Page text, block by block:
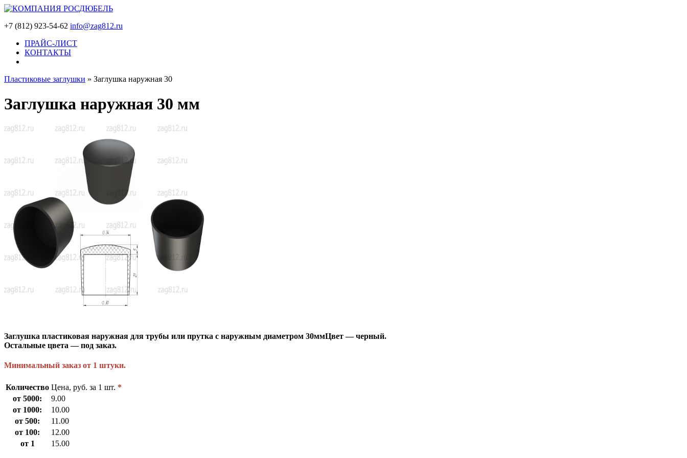
+7 (812) 923-54-62 info@zag812.ru
ПРАЙС-ЛИСТ
КОНТАКТЫ
Пластиковые заглушки » Заглушка наружная 30
Заглушка наружная 30 мм
Заглушка пластиковая наружная для трубы или прутка с наружным диаметром 30ммЦвет — черный.
Остальные цвета — под заказ.
Минимальный заказ от 1 штуки.
Количество Цена, руб. за 1 шт. *
от 5000:
9.00
от 1000:
10.00
от 500:
11.00
от 100:
12.00
от 1
15.00